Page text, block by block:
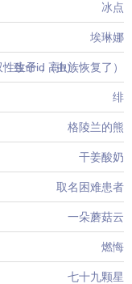
冰点
埃琳娜
生子，高h）
致命id（虫族恢复了）
绯
格陵兰的熊
干姜酸奶
取名困难患者
一朵蘑菇云
燃悔
七十九颗星